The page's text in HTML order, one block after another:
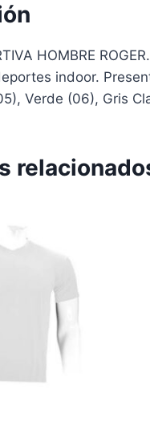
HOMBRE
indoor.
Verde (06), Gris